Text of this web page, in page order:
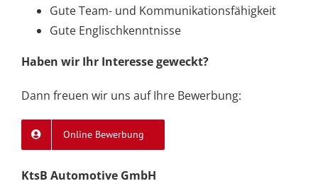
Gute Team- und Kommunikationsfähigkeit
Gute Englischkenntnisse
Haben wir Ihr Interesse geweckt?
Dann freuen wir uns auf Ihre Bewerbung:
Online Bewerbung
KtsB Automotive GmbH